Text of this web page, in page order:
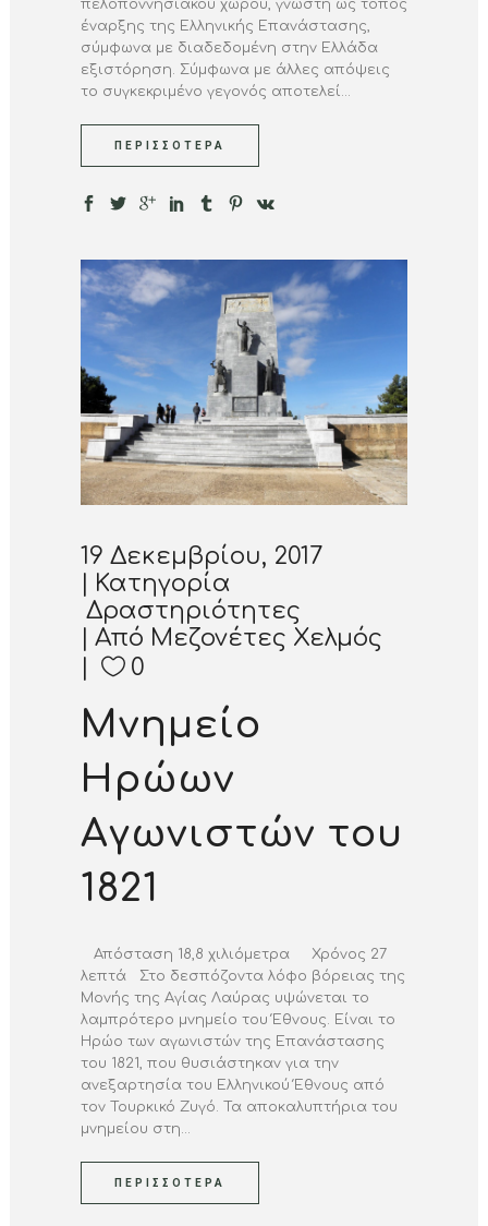
πελοποννησιακού χώρου, γνωστή ως τόπος
έναρξης της Ελληνικής Επανάστασης,
σύμφωνα με διαδεδομένη στην Ελλάδα
εξιστόρηση. Σύμφωνα με άλλες απόψεις
το συγκεκριμένο γεγονός αποτελεί...
ΠΕΡΙΣΣΌΤΕΡΑ
19 Δεκεμβρίου, 2017
Κατηγορία
Δραστηριότητες
Από Μεζονέτες Χελμός
0
Μνημείο
Ηρώων
Αγωνιστών του
1821
Απόσταση 18,8 χιλιόμετρα Χρόνος 27
λεπτά Στο δεσπόζοντα λόφο βόρειας της
Μονής της Αγίας Λαύρας υψώνεται το
λαμπρότερο μνημείο του Έθνους. Είναι το
Ηρώο των αγωνιστών της Επανάστασης
του 1821, που θυσιάστηκαν για την
ανεξαρτησία του Ελληνικού Έθνους από
τον Τουρκικό Ζυγό. Τα αποκαλυπτήρια του
μνημείου στη...
ΠΕΡΙΣΣΌΤΕΡΑ